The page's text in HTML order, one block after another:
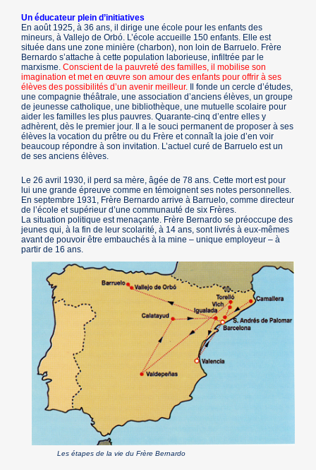
Un éducateur plein d’initiatives
En août 1925, à 36 ans, il dirige une école pour les enfants des
mineurs, à Vallejo de Orbó. L’école accueille 150 enfants. Elle est
située dans une zone minière (charbon), non loin de Barruelo. Frère
Bernardo s’attache à cette population laborieuse, infiltrée par le
marxisme.Conscient de la pauvreté des familles, il mobilise son
imagination et met en œuvre son amour des enfants pour offrir à ses
élèves des possibilités d’un avenir meilleur. Il fonde un cercle d’études,
une compagnie théâtrale, une association d’anciens élèves, un groupe
de jeunesse catholique, une bibliothèque, une mutuelle scolaire pour
aider les familles les plus pauvres. Quarante-cinq d’entre elles y
adhèrent, dès le premier jour. Il a le souci permanent de proposer à ses
élèves la vocation du prêtre ou du Frère et connaît la joie d’en voir
beaucoup répondre à son invitation. L’actuel curé de Barruelo est un
de ses anciens élèves.
Le 26 avril 1930, il perd sa mère, âgée de 78 ans. Cette mort est pour
lui une grande épreuve comme en témoignent ses notes personnelles.
En septembre 1931, Frère Bernardo arrive à Barruelo, comme directeur
de l’école et supérieur d’une communauté de six Frères.
La situation politique est menaçante. Frère Bernardo se préoccupe des
jeunes qui, à la fin de leur scolarité, à 14 ans, sont livrés à eux-mêmes
avant de pouvoir être embauchés à la mine – unique employeur – à
partir de 16 ans.
Les étapes de la vie du Frère Bernardo